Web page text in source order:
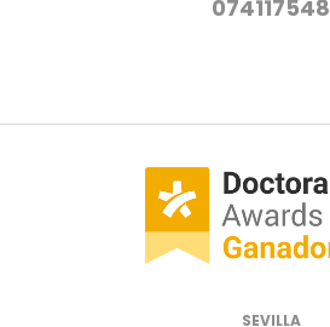
074117548
SEVILLA